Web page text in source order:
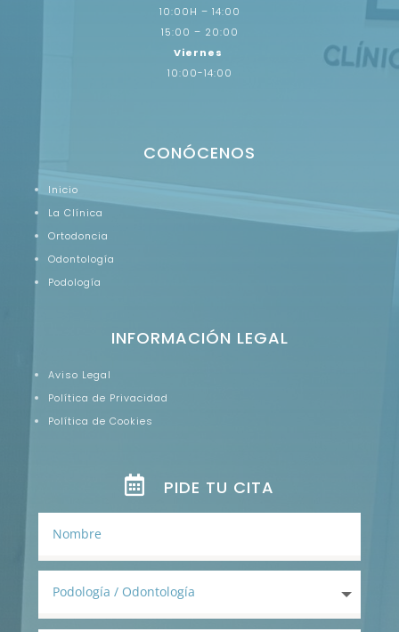
10:00H – 14:00
15:00 – 20:00
Viernes
10:00-14:00
CONÓCENOS
Inicio
La Clínica
Ortodoncia
Odontología
Podología
INFORMACIÓN LEGAL
Aviso Legal
Política de Privacidad
Política de Cookies
PIDE TU CITA